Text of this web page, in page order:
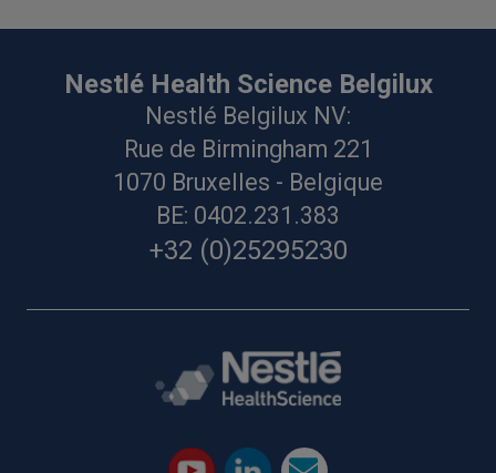
Nestlé Health Science Belgilux
Nestlé Belgilux NV:
Rue de Birmingham 221
1070 Bruxelles - Belgique
BE: 0402.231.383
+32 (0)25295230